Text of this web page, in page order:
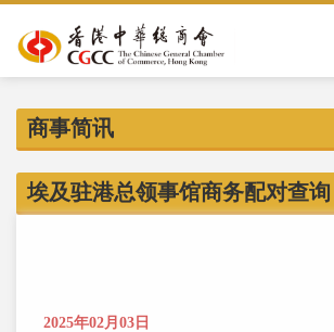
商事简讯
埃及驻港总领事馆商务配对查询
2025年02月03日